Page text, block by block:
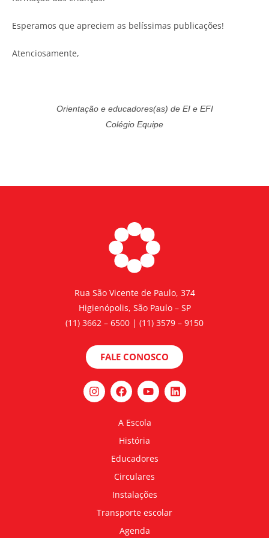
Esperamos que apreciem as belíssimas publicações!
Atenciosamente,
Orientação e educadores(as) de EI e EFI
Colégio Equipe
Rua São Vicente de Paulo, 374
Higienópolis, São Paulo – SP
(11) 3662 – 6500 | (11) 3579 – 9150
FALE CONOSCO
A Escola
História
Educadores
Circulares
Instalações
Transporte escolar
Agenda